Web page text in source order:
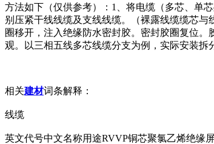
方法如下（仅供参考）：1、将电缆（多芯、单
别压紧干线线缆及支线线缆。（裸露线缆缆芯
圈移开，注入绝缘防水密封胶。密封胶圈复位
观。以三相五线多芯线缆分支为例，实际安装拆
相关建材词条解释：
线缆
英文代号中文名称用途RVVP铜芯聚氯乙烯绝缘